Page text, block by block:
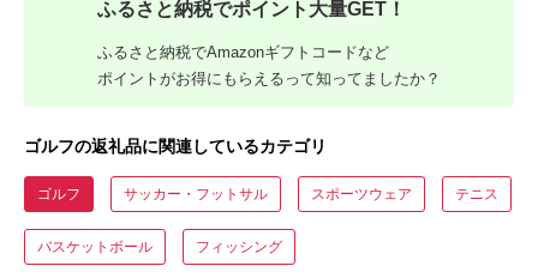
ふるさと納税でポイント大量GET！
ふるさと納税でAmazonギフトコードなど
ポイントがお得にもらえるって知ってましたか？
ゴルフの返礼品に関連しているカテゴリ
ゴルフ サッカー・フットサル スポーツウェア テニス
バスケットボール フィッシング